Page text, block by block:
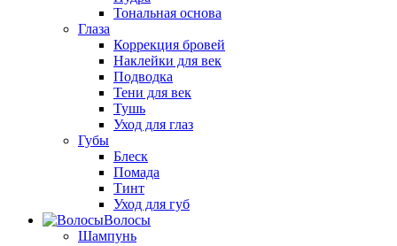
Тональная основа
Глаза
Коррекция бровей
Наклейки для век
Подводка
Тени для век
Тушь
Уход для глаз
Губы
Блеск
Помада
Тинт
Уход для губ
Волосы
Шампунь